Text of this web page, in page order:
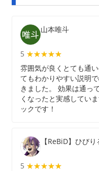
山本唯斗
5 ★★★★★
★★★★★
雰囲気が良くとても通
てもわかりやすい説明
きました。 効果は通っ
くなったと実感してい
ックです！
【ReBiD】ひびり
5 ★★★★★
★★★★★